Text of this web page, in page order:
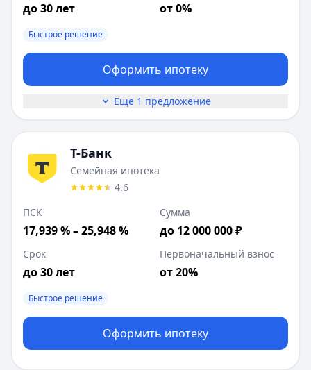
до 30 лет от 0%
Быстрое решение
Оформить ипотеку
Еще 1 предложение
Т-Банк
Семейная ипотека
4.6
ПСК
17,939 % – 25,948 %
Сумма
до 12 000 000 ₽
Срок
до 30 лет
Первоначальный взнос
от 20%
Быстрое решение
Оформить ипотеку